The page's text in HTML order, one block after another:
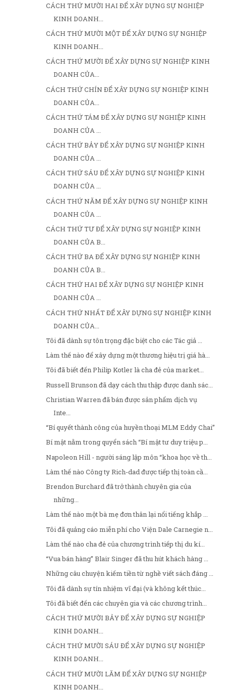
CÁCH THỨ MƯỜI HAI ĐỂ XÂY DỰNG SỰ NGHIỆP
KINH DOANH...
CÁCH THỨ MƯỜI MỘT ĐỂ XÂY DỰNG SỰ NGHIỆP
KINH DOANH...
CÁCH THỨ MƯỜI ĐỂ XÂY DỰNG SỰ NGHIỆP KINH
DOANH CỦA...
CÁCH THỨ CHÍN ĐỂ XÂY DỰNG SỰ NGHIỆP KINH
DOANH CỦA...
CÁCH THỨ TÁM ĐỂ XÂY DỰNG SỰ NGHIỆP KINH
DOANH CỦA ...
CÁCH THỨ BẢY ĐỂ XÂY DỰNG SỰ NGHIỆP KINH
DOANH CỦA ...
CÁCH THỨ SÁU ĐỂ XÂY DỰNG SỰ NGHIỆP KINH
DOANH CỦA ...
CÁCH THỨ NĂM ĐỂ XÂY DỰNG SỰ NGHIỆP KINH
DOANH CỦA ...
CÁCH THỨ TƯ ĐỂ XÂY DỰNG SỰ NGHIỆP KINH
DOANH CỦA B...
CÁCH THỨ BA ĐỂ XÂY DỰNG SỰ NGHIỆP KINH
DOANH CỦA B...
CÁCH THỨ HAI ĐỂ XÂY DỰNG SỰ NGHIỆP KINH
DOANH CỦA ...
CÁCH THỨ NHẤT ĐỂ XÂY DỰNG SỰ NGHIỆP KINH
DOANH CỦA...
Tôi đã dành sự tôn trọng đặc biệt cho các Tác giả ...
Làm thế nào để xây dựng một thương hiệu trị giá hà...
Tôi đã biết đến Philip Kotler là cha đẻ của market...
Russell Brunson đã dạy cách thu thập được danh sác...
Christian Warren đã bán được sản phẩm dịch vụ
Inte...
“Bí quyết thành công của huyền thoại MLM Eddy Chai”
Bí mật nằm trong quyển sách “Bí mật tư duy triệu p...
Napoleon Hill - người sáng lập môn “khoa học về th...
Làm thế nào Công ty Rich-dad được tiếp thị toàn cầ...
Brendon Burchard đã trở thành chuyên gia của
những...
Làm thế nào một bà mẹ đơn thân lại nổi tiếng khắp ...
Tôi đã quảng cáo miễn phí cho Viện Dale Carnegie n...
Làm thế nào cha đẻ của chương trình tiếp thị du kí...
“Vua bán hàng” Blair Singer đã thu hút khách hàng ...
Những câu chuyện kiếm tiền từ nghề viết sách đáng ...
Tôi đã dành sự tín nhiệm vĩ đại (và không kết thúc...
Tôi đã biết đến các chuyên gia và các chương trình...
CÁCH THỨ MƯỜI BẢY ĐỂ XÂY DỰNG SỰ NGHIỆP
KINH DOANH...
CÁCH THỨ MƯỜI SÁU ĐỂ XÂY DỰNG SỰ NGHIỆP
KINH DOANH...
CÁCH THỨ MƯỜI LĂM ĐỂ XÂY DỰNG SỰ NGHIỆP
KINH DOANH...